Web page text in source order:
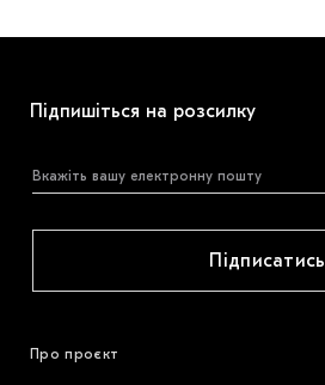
Підпишіться на розсилку
Підписатись
Про проєкт